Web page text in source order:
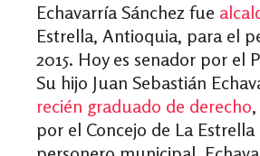
Echavarría Sánchez fue
Estrella, Antioquia, para el
2015. Hoy es senador por el
Su hijo Juan Sebastián
recién graduado de derecho
por el Concejo de La